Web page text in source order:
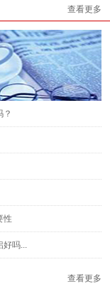
查看更多
？
性
好吗...
查看更多